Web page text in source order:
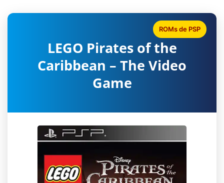
LEGO Pirates of the
Caribbean – The Video
Game
ROMs de PSP